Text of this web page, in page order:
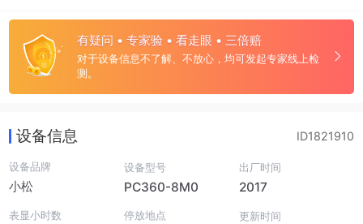
有疑问 • 专家验 • 看走眼 • 三倍赔
对于设备信息不了解、不放心，均可发起专家线上检
测。
设备信息 ID1821910
设备品牌
小松
设备型号
PC360-8M0
出厂时间
2017
表显小时数 停放地点 更新时间